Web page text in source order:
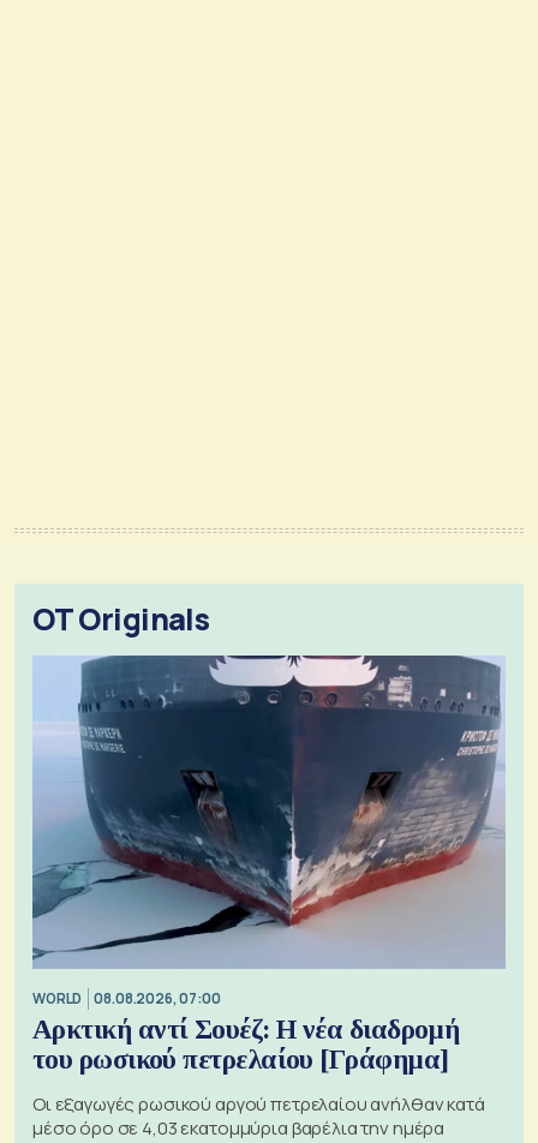
OT Originals
WORLD 08.08.2026, 07:00
Αρκτική αντί Σουέζ: Η νέα διαδρομή
του ρωσικού πετρελαίου [Γράφημα]
Οι εξαγωγές ρωσικού αργού πετρελαίου ανήλθαν κατά
μέσο όρο σε 4,03 εκατομμύρια βαρέλια την ημέρα